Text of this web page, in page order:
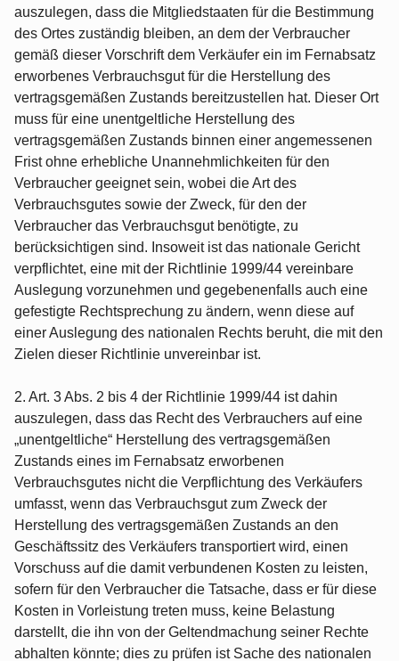
auszulegen, dass die Mitgliedstaaten für die Bestimmung
des Ortes zuständig bleiben, an dem der Verbraucher
gemäß dieser Vorschrift dem Verkäufer ein im Fernabsatz
erworbenes Verbrauchsgut für die Herstellung des
vertragsgemäßen Zustands bereitzustellen hat. Dieser Ort
muss für eine unentgeltliche Herstellung des
vertragsgemäßen Zustands binnen einer angemessenen
Frist ohne erhebliche Unannehmlichkeiten für den
Verbraucher geeignet sein, wobei die Art des
Verbrauchsgutes sowie der Zweck, für den der
Verbraucher das Verbrauchsgut benötigte, zu
berücksichtigen sind. Insoweit ist das nationale Gericht
verpflichtet, eine mit der Richtlinie 1999/44 vereinbare
Auslegung vorzunehmen und gegebenenfalls auch eine
gefestigte Rechtsprechung zu ändern, wenn diese auf
einer Auslegung des nationalen Rechts beruht, die mit den
Zielen dieser Richtlinie unvereinbar ist.
2. Art. 3 Abs. 2 bis 4 der Richtlinie 1999/44 ist dahin
auszulegen, dass das Recht des Verbrauchers auf eine
„unentgeltliche“ Herstellung des vertragsgemäßen
Zustands eines im Fernabsatz erworbenen
Verbrauchsgutes nicht die Verpflichtung des Verkäufers
umfasst, wenn das Verbrauchsgut zum Zweck der
Herstellung des vertragsgemäßen Zustands an den
Geschäftssitz des Verkäufers transportiert wird, einen
Vorschuss auf die damit verbundenen Kosten zu leisten,
sofern für den Verbraucher die Tatsache, dass er für diese
Kosten in Vorleistung treten muss, keine Belastung
darstellt, die ihn von der Geltendmachung seiner Rechte
abhalten könnte; dies zu prüfen ist Sache des nationalen